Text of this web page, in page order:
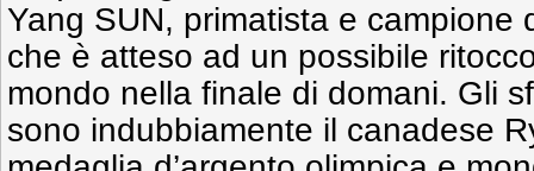
Yang SUN, primatista e
che è atteso ad un possibile
mondo nella finale di domani. Gli
sono indubbiamente il canadese